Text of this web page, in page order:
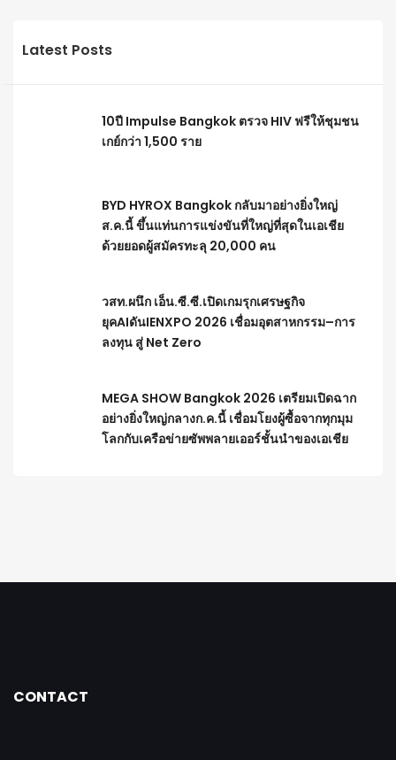
Latest Posts
10ปี Impulse Bangkok ตรวจ HIV ฟรีให้ชุมชน
เกย์กว่า 1,500 ราย
BYD HYROX Bangkok กลับมาอย่างยิ่งใหญ่
ส.ค.นี้ ขึ้นแท่นการแข่งขันที่ใหญ่ที่สุดในเอเชีย
ด้วยยอดผู้สมัครทะลุ 20,000 คน
วสท.ผนึก เอ็น.ซี.ซี.เปิดเกมรุกเศรษฐกิจ
ยุคAIดันIENXPO 2026 เชื่อมอุตสาหกรรม–การ
ลงทุน สู่ Net Zero
MEGA SHOW Bangkok 2026 เตรียมเปิดฉาก
อย่างยิ่งใหญ่กลางก.ค.นี้ เชื่อมโยงผู้ซื้อจากทุกมุม
โลกกับเครือข่ายซัพพลายเออร์ชั้นนำของเอเชีย
CONTACT